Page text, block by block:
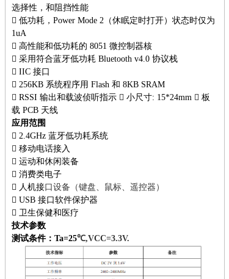
选择性，和阻挡性能
 低功耗，Power Mode 2（休眠定时打开）状态时仅为
1uA
 高性能和低功耗的 8051 微控制器核
 采用符合蓝牙低功耗 Bluetooth v4.0 协议栈
 IIC 接口
 256KB 系统程序用 Flash 和 8KB SRAM
 RSSI 输出和载波侦听指示  小尺寸: 15*24mm  板
载 PCB 天线
应用范围
 2.4GHz 蓝牙低功耗系统
 移动电话接入
 运动和休闲装备
 消费类电子
 人机接口设备（键盘、鼠标、遥控器）
 USB 接口软件保护器
 卫生保健和医疗
技术参数
测试条件：Ta=25℃,VCC=3.3V.